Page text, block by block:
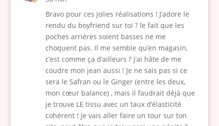
Bravo pour ces jolies réalisations ! J’adore le
rendu du boyfriend sur toi ? le fait que les
poches arrières soient basses ne me
choquent pas. Il me semble qu’en magasin,
c’est comme ça d’ailleurs ? j’ai hâte de me
coudre mon jean aussi ! Je ne sais pas si ce
sera le Safran ou le Ginger (entre les deux,
mon cœur balance) , mais il faudrait déjà que
je trouve LE tissu avec un taux d’élasticité
cohérent ! Je vais aller faire un tour sur ton